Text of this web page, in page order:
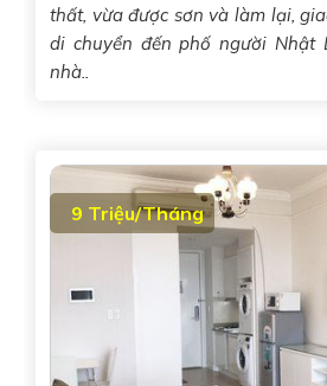
thất, vừa được sơn và làm lại,
di chuyển đến phố người Nhật
nhà..
9 Triệu/Tháng